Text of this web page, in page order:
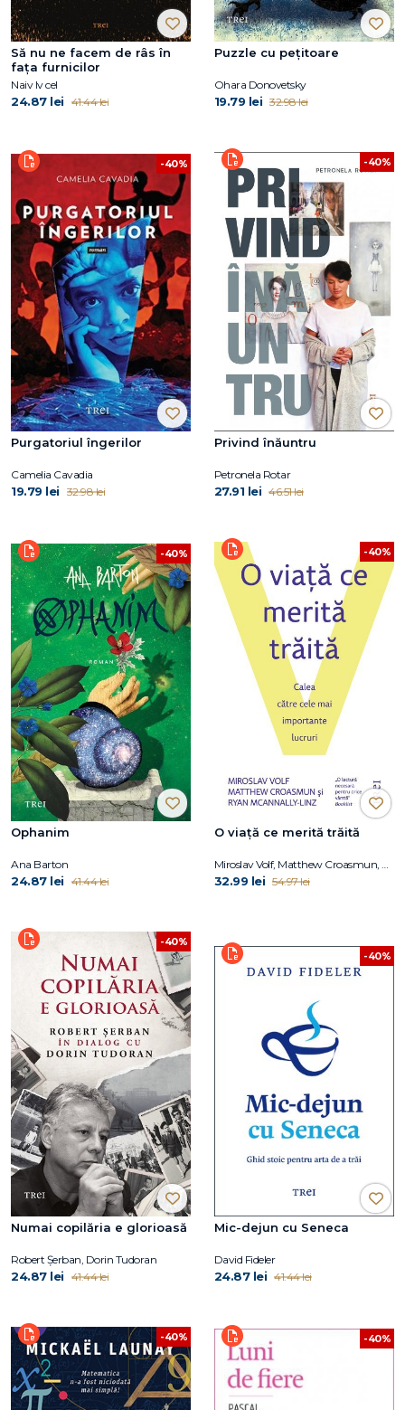
Să nu ne facem de râs în
fața furnicilor
Naiv Iv cel
24.87 lei 41.44 lei
Puzzle cu pețitoare
Ohara Donovetsky
19.79 lei 32.98 lei
-40%
Purgatoriul îngerilor
Camelia Cavadia
19.79 lei 32.98 lei
-40%
Privind înăuntru
Petronela Rotar
27.91 lei 46.51 lei
-40%
Ophanim
Ana Barton
24.87 lei 41.44 lei
-40%
O viaţă ce merită trăită
32.99 lei 54.97 lei
-40%
Numai copilăria e glorioasă
Robert Șerban, Dorin Tudoran
24.87 lei 41.44 lei
-40%
Mic-dejun cu Seneca
David Fideler
24.87 lei 41.44 lei
-40% -40%